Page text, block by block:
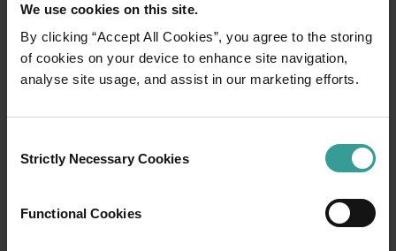
We use cookies on this site.
By clicking “Accept All Cookies”, you agree to the storing
of cookies on your device to enhance site navigation,
analyse site usage, and assist in our marketing efforts.
Selection
Strictly Necessary Cookies
Functional Cookies
ダンズボロー
<p>西オーストラリア州の低木地帯とビーチが接する場所は
<p>Explorers who venture underground to grand caverns
<p>毎年5月から12月にかけて西オーストラリア州の南西部
<p>世界のワイン産地の中で、これほどまでに素晴らしい宝
さあ、ロードトリップで自分探
しの旅を！